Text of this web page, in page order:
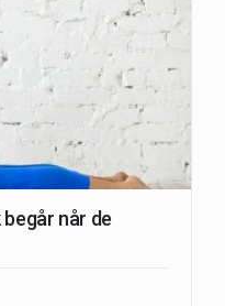
når de